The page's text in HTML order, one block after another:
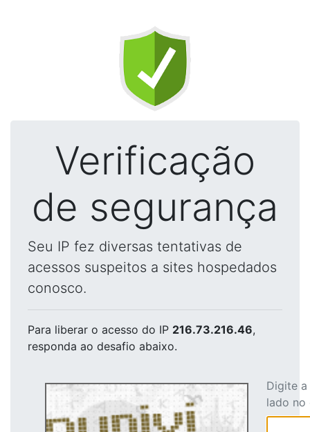
Verificação
de segurança
Seu IP fez diversas tentativas de
acessos suspeitos a sites hospedados
conosco.
Para liberar o acesso do IP 216.73.216.46,
responda ao desafio abaixo.
Digite
lado no